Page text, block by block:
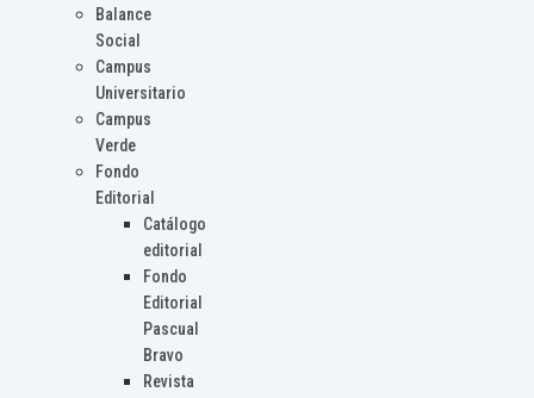
Balance
Social
Campus
Universitario
Campus
Verde
Fondo
Editorial
Catálogo
editorial
Fondo
Editorial
Pascual
Bravo
Revista